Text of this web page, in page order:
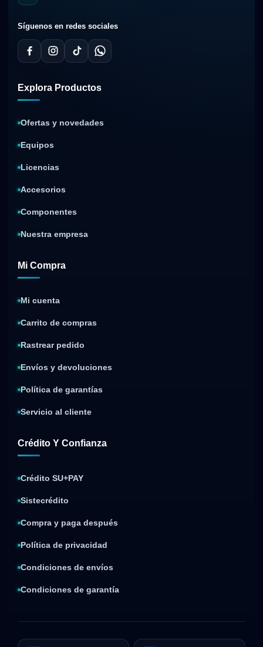
Síguenos en redes sociales
Explora Productos
Ofertas y novedades
Equipos
Licencias
Accesorios
Componentes
Nuestra empresa
Mi Compra
Mi cuenta
Carrito de compras
Rastrear pedido
Envíos y devoluciones
Política de garantías
Servicio al cliente
Crédito Y Confianza
Crédito SU+PAY
Sistecrédito
Compra y paga después
Política de privacidad
Condiciones de envíos
Condiciones de garantía